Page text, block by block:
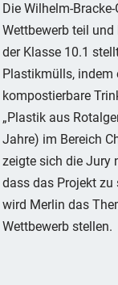
Die Wilhelm-
Wettbewerb teil
der Klasse 10.1
Plastikmülls, indem
kompostierbare
„Plastik aus
Jahre) im Bereich
zeigte sich die Jury
dass das Projekt zu
wird Merlin das
Wettbewerb stellen.